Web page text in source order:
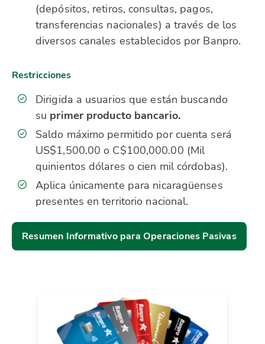
(depósitos, retiros, consultas, pagos,
transferencias nacionales) a través de los
diversos canales establecidos por Banpro.
Restricciones
Dirigida a usuarios que están buscando
su primer producto bancario.
Saldo máximo permitido por cuenta será
US$1,500.00 o C$100,000.00 (Mil
quinientos dólares o cien mil córdobas).
Aplica únicamente para nicaragüenses
presentes en territorio nacional.
Resumen Informativo para Operaciones Pasivas